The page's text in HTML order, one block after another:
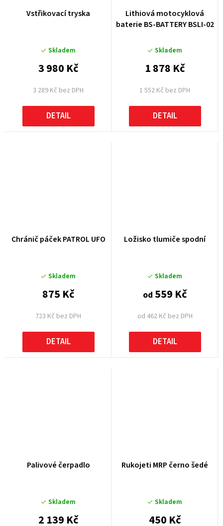
Vstřikovací tryska
Skladem
3 289 Kč bez DPH
3 980 Kč
DETAIL
Lithiová motocyklová
baterie BS-BATTERY BSLI-02
Skladem
1 552 Kč bez DPH
1 878 Kč
DETAIL
Chránič páček PATROL UFO
Skladem
723 Kč bez DPH
875 Kč
DETAIL
Ložisko tlumiče spodní
Skladem
od 462 Kč bez DPH
od 559 Kč
DETAIL
Palivové čerpadlo
Skladem
2 139 Kč
Rukojeti MRP černo šedé
Skladem
450 Kč